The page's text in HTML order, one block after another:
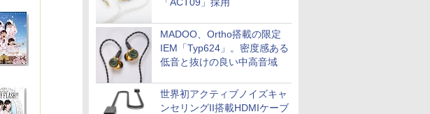
MADOO、Ortho搭載の限定
IEM「Typ624」。密度感ある
低音と抜けの良い中高音域
世界初アクティブノイズキャ
ンセリングII搭載HDMIケーブ